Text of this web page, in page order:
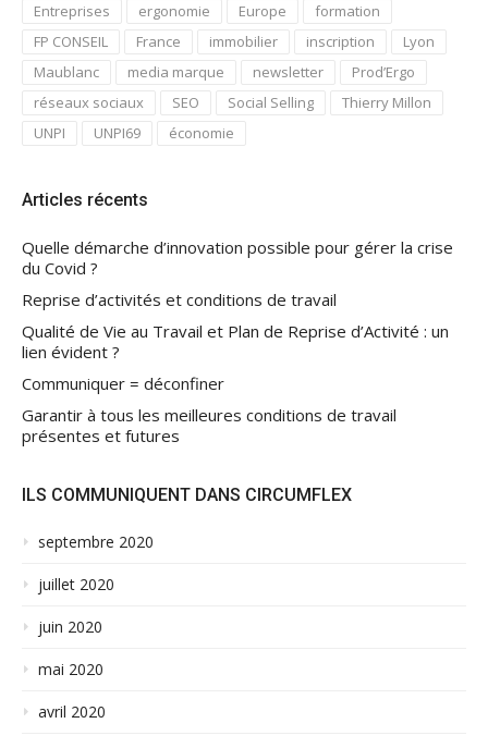
Entreprises
ergonomie Europe
formation
FP CONSEIL
France immobilier inscription
Lyon
Maublanc
media marque newsletter
Prod’Ergo
réseaux sociaux
SEO Social Selling
Thierry Millon
UNPI
UNPI69 économie
Articles récents
Quelle démarche d’innovation possible pour gérer la crise
du Covid ?
Reprise d’activités et conditions de travail
Qualité de Vie au Travail et Plan de Reprise d’Activité : un
lien évident ?
Communiquer = déconfiner
Garantir à tous les meilleures conditions de travail
présentes et futures
ILS COMMUNIQUENT DANS CIRCUMFLEX
septembre 2020
juillet 2020
juin 2020
mai 2020
avril 2020